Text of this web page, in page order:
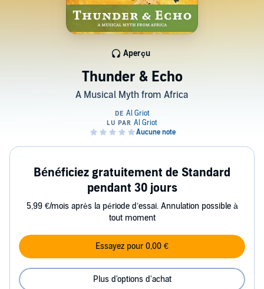
Thunder & Echo
A Musical Myth from Africa
Aperçu
Bénéficiez gratuitement de Standard
pendant 30 jours
5,99 €/mois après la période d’essai. Annulation possible à
tout moment
Essayez pour 0,00 €
Plus d'options d'achat